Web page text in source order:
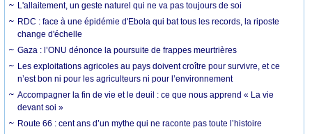
L'allaitement, un geste naturel qui ne va pas toujours de soi
RDC : face à une épidémie d'Ebola qui bat tous les records, la riposte
change d'échelle
Gaza : l’ONU dénonce la poursuite de frappes meurtrières
Les exploitations agricoles au pays doivent croître pour survivre, et ce
n’est bon ni pour les agriculteurs ni pour l’environnement
Accompagner la fin de vie et le deuil : ce que nous apprend « La vie
devant soi »
Route 66 : cent ans d’un mythe qui ne raconte pas toute l’histoire